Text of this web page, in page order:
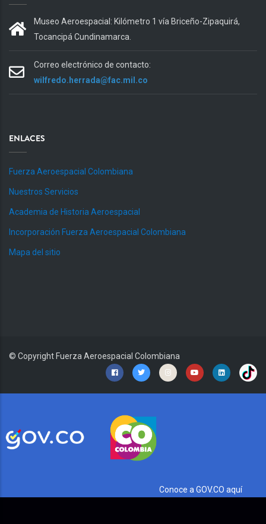
Museo Aeroespacial: Kilómetro 1 vía Briceño-Zipaquirá,
Tocancipá Cundinamarca.
Correo electrónico de contacto:
wilfredo.herrada@fac.mil.co
ENLACES
Fuerza Aeroespacial Colombiana
Nuestros Servicios
Academia de Historia Aeroespacial
Incorporación Fuerza Aeroespacial Colombiana
Mapa del sitio
© CopyrightFuerza Aeroespacial Colombiana
Conoce a GOV.CO aquí